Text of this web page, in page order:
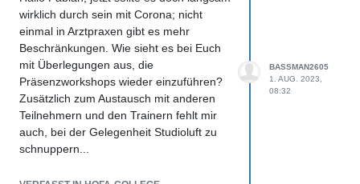
wirklich durch sein mit Corona; nicht
einmal in Arztpraxen gibt es mehr
Beschränkungen. Wie sieht es bei Euch
mit Überlegungen aus, die
Präsenzworkshops wieder einzuführen?
Zusätzlich zum Austausch mit anderen
Teilnehmern und den Trainern fehlt mir
auch, bei der Gelegenheit Studioluft zu
schnuppern...
BASSMAN2605
1. AUG. 2023,
08:32